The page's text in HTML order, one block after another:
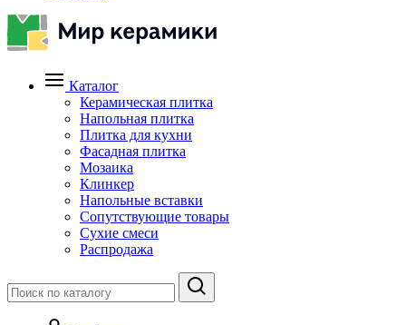
Каталог
Керамическая плитка
Напольная плитка
Плитка для кухни
Фасадная плитка
Мозаика
Клинкер
Напольные вставки
Сопутствующие товары
Сухие смеси
Распродажа